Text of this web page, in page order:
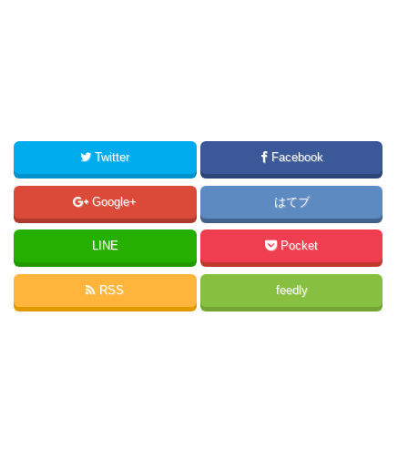
Twitter Facebook
Google+ はてブ
LINE Pocket
RSS feedly